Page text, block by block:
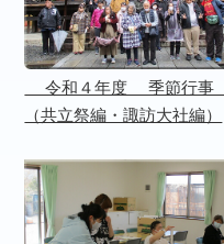
令和４年度 季節行事
（共立祭編・諏訪大社編）